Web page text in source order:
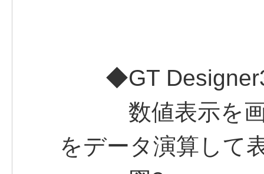
◆GT Designer3
数値表示を画
をデータ演算して